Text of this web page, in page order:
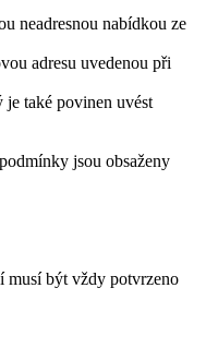
neadresnou nabídkou ze
adresu uvedenou při
je také povinen uvést
jsou obsaženy
musí být vždy potvrzeno